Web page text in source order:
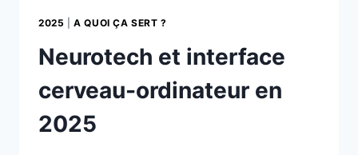
2025 |A QUOI ÇA SERT ?
Neurotech et interface
cerveau-ordinateur en
2025